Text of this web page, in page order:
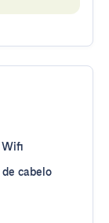
Wifi
de cabelo